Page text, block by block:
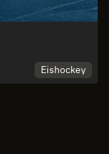
Eishockey